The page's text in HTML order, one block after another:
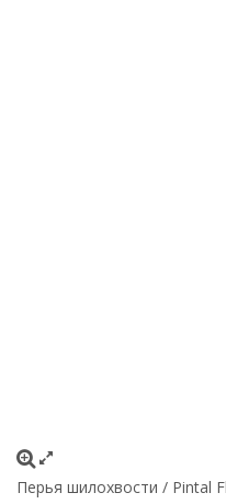
Перья шилохвости / Pintal